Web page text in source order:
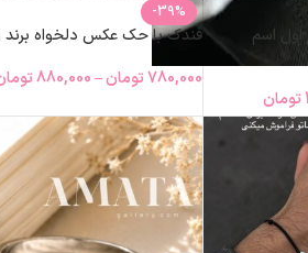
اسم
تومان
-39%
فندک با حک عکس دلخواه برند
780,000تومان–
880,000